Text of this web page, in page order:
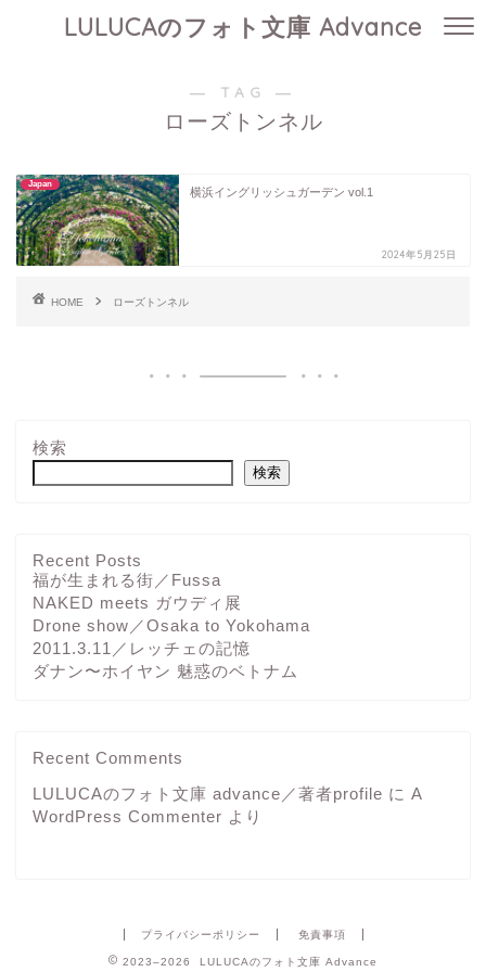
LULUCAのフォト文庫 Advance
― TAG ―
ローズトンネル
Japan
横浜イングリッシュガーデン vol.1
2024年5月25日
HOME ローズトンネル
検索
検索
Recent Posts
福が生まれる街／Fussa
NAKED meets ガウディ展
Drone show／Osaka to Yokohama
2011.3.11／レッチェの記憶
ダナン〜ホイヤン 魅惑のベトナム
Recent Comments
LULUCAのフォト文庫 advance／著者profile に A
WordPress Commenter より
プライバシーポリシー 免責事項
2023–2026 LULUCAのフォト文庫 Advance